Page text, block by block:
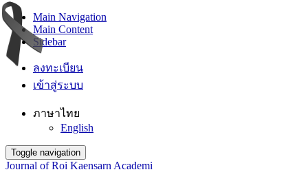
Main Navigation
Main Content
Sidebar
ลงทะเบียน
เข้าสู่ระบบ
ภาษาไทย
English
Toggle navigation
Journal of Roi Kaensarn Academi